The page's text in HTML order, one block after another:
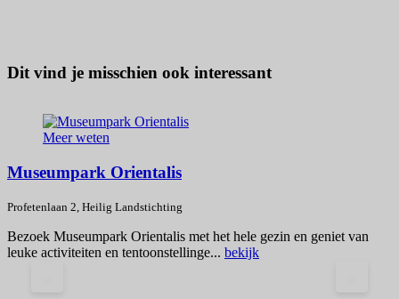
Dit vind je misschien ook interessant
Meer weten
Museumpark Orientalis
Profetenlaan 2, Heilig Landstichting
Bezoek Museumpark Orientalis met het hele gezin en geniet van
leuke activiteiten en tentoonstellinge... bekijk